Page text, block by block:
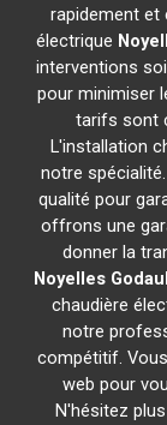
rapidement et
électrique
interventions
pour minimiser
tarifs sont
L'installation
notre
qualité pour
offrons une
donner la
Noyelles
chaudière
notre
compétitif.
web pour
N'hésitez